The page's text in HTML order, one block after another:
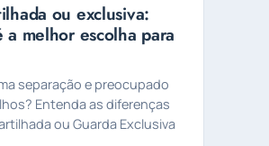
ou exclusiva:
a melhor escolha para
separação e preocupado
Entenda as diferenças
ou Guarda Exclusiva